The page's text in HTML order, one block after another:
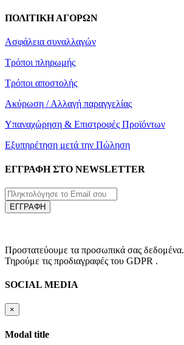
ΠΟΛΙΤΙΚΗ ΑΓΟΡΩΝ
Ασφάλεια συναλλαγών
Τρόποι πληρωμής
Τρόποι αποστολής
Ακύρωση / Αλλαγή παραγγελίας
Υπαναχώρηση & Επιστροφές Προϊόντων
Εξυπηρέτηση μετά την Πώληση
ΕΓΓΡΑΦΗ ΣΤΟ NEWSLETTER
ΕΓΓΡΑΦΗ
Προστατεύουμε τα προσωπικά σας δεδομένα.
Τηρούμε τις προδιαγραφές του GDPR .
SOCIAL MEDIA
×
Modal title